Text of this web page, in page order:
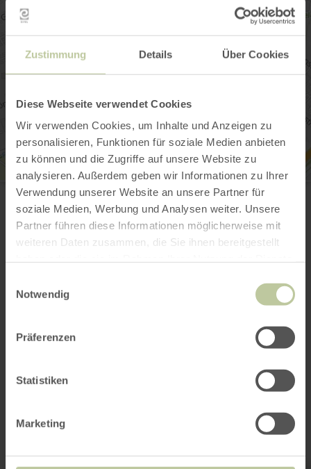
Zustimmung Details Über Cookies
Diese Webseite verwendet Cookies
Wir verwenden Cookies, um Inhalte und Anzeigen zu
personalisieren, Funktionen für soziale Medien anbieten
zu können und die Zugriffe auf unsere Website zu
analysieren. Außerdem geben wir Informationen zu Ihrer
Verwendung unserer Website an unsere Partner für
soziale Medien, Werbung und Analysen weiter. Unsere
Partner führen diese Informationen möglicherweise mit
weiteren Daten zusammen, die Sie ihnen bereitgestellt
Notwendig
Präferenzen
Statistiken
Marketing
Tourist-Information Wittlich Stadt & Land
Marktplatz / Neustraße 2
54516 Wittlich
0049 6571 146624
Email
Website
Show on map
This might also be
interesting